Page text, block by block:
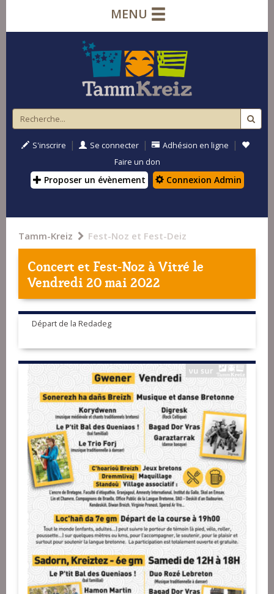
MENU
S'inscrire | Se connecter | Adhésion en ligne |
Faire un don
Proposer un évènement Connexion Admin
Tamm-Kreiz Fest-Noz et Fest-Deiz
Concert et Fest-Noz àVitré le
Vendredi 20 mai 2022
Départ de la Redadeg